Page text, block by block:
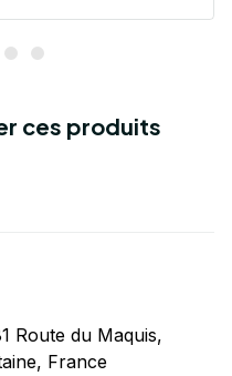
ces produits
Route du Maquis,
France